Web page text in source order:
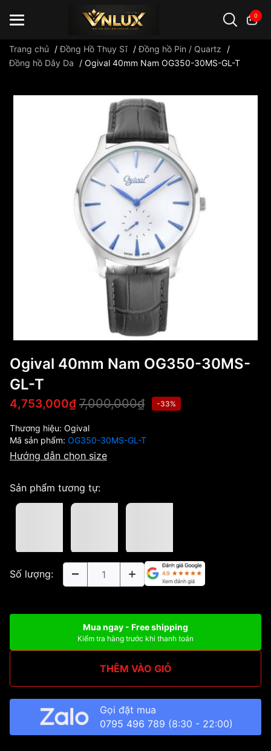
0
Trang chủ /Đồng Hồ Thụy Sĩ /Đồng hồ Pin / Quartz
/
Đồng hồ Dây Da
/ Ogival 40mm Nam OG350-30MS-GL-T
Ogival 40mm Nam OG350-30MS-
GL-T
4,753,000₫ 7,000,000₫ -33%
Thương hiệu: Ogival
Mã sản phẩm: OG350-30MS-GL-T
Hướng dẫn chọn size
Sản phẩm tương tự:
Số lượng:
Mua ngay - Free shipping
Kiểm tra hàng trước khi thanh toán
THÊM VÀO GIỎ
Gọi đặt mua
0795 496 789 (8:30 - 22:00)